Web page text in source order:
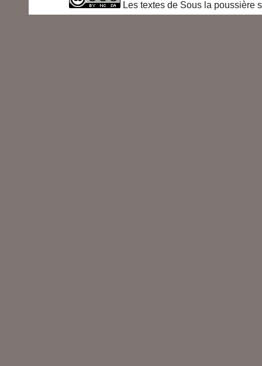
Les textes de Sous la poussière